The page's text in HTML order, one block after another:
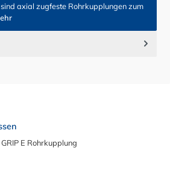
axial zugfeste Rohrkupplungen zum